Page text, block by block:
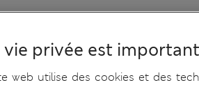
vie privée est
web utilise des cookies et des